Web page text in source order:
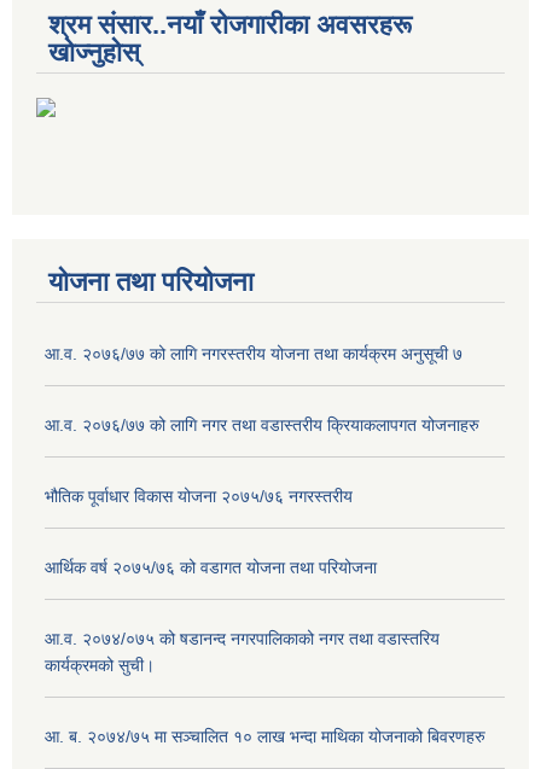
श्रम संसार..नयाँ रोजगारीका अवसरहरू
खोज्नुहोस्
योजना तथा परियोजना
आ.व. २०७६/७७ को लागि नगरस्तरीय योजना तथा कार्यक्रम अनुसूची ७
आ.व. २०७६/७७ को लागि नगर तथा वडास्तरीय क्रियाकलापगत योजनाहरु
भौतिक पूर्वाधार विकास योजना २०७५/७६ नगरस्तरीय
आर्थिक वर्ष २०७५/७६ को वडागत योजना तथा परियोजना
आ.व. २०७४/०७५ को षडानन्द नगरपालिकाको नगर तथा वडास्तरिय
कार्यक्रमको सुची।
आ. ब. २०७४/७५ मा सञ्चालित १० लाख भन्दा माथिका योजनाको बिवरणहरु